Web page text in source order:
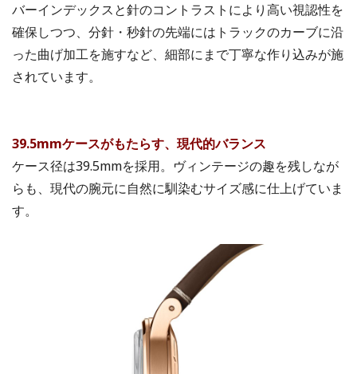
バーインデックスと針のコントラストにより高い視認性を
確保しつつ、分針・秒針の先端にはトラックのカーブに沿
った曲げ加工を施すなど、細部にまで丁寧な作り込みが施
されています。
39.5mmケースがもたらす、現代的バランス
ケース径は39.5mmを採用。ヴィンテージの趣を残しなが
らも、現代の腕元に自然に馴染むサイズ感に仕上げていま
す。